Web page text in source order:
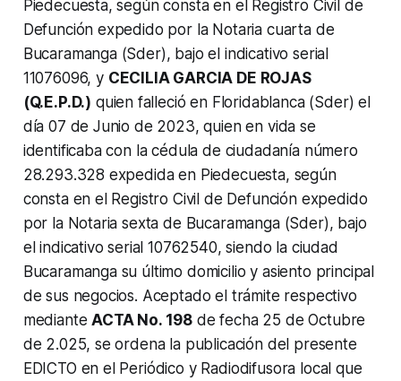
Piedecuesta, según consta en el Registro Civil de
Defunción expedido por la Notaria cuarta de
Bucaramanga (Sder), bajo el indicativo serial
11076096, y CECILIA GARCIA DE ROJAS
(Q.E.P.D.) quien falleció en Floridablanca (Sder) el
día 07 de Junio de 2023, quien en vida se
identificaba con la cédula de ciudadanía número
28.293.328 expedida en Piedecuesta, según
consta en el Registro Civil de Defunción expedido
por la Notaria sexta de Bucaramanga (Sder), bajo
el indicativo serial 10762540, siendo la ciudad
Bucaramanga su último domicilio y asiento principal
de sus negocios. Aceptado el trámite respectivo
medianteACTA No. 198 de fecha 25 de Octubre
de 2.025, se ordena la publicación del presente
EDICTO en el Periódico y Radiodifusora local que